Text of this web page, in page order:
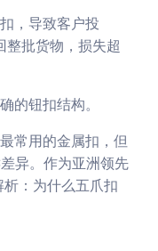
，导致客户投
整批货物，损失超
的钮扣结构。
常用的金属扣，但
异。作为亚洲领先
：为什么五爪扣